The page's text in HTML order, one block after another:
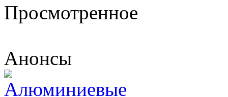
Просмотренное
Анонсы